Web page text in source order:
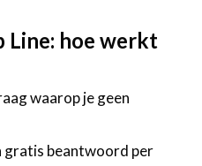
Line: hoe werkt
waarop je geen
gratis beantwoord per